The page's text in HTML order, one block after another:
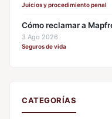
Juicios y procedimiento penal
Cómo reclamar a
3 Ago 2026 ·
Seguros de vida
CATEGORÍAS